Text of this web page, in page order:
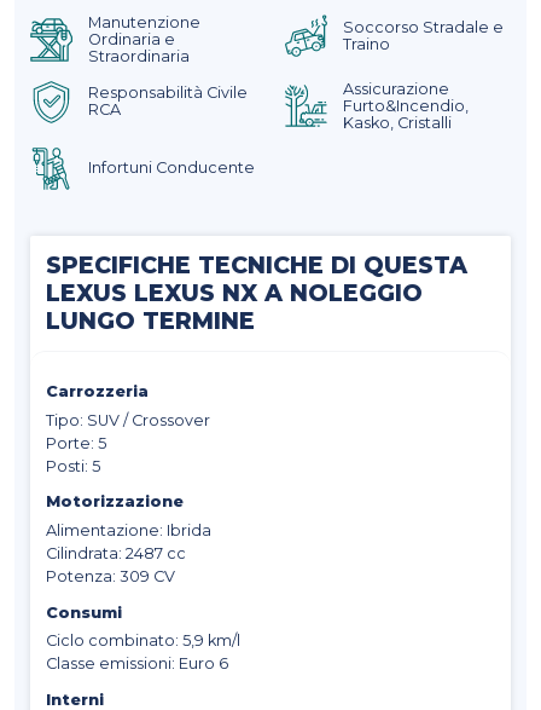
Manutenzione
Ordinaria e
Straordinaria
Soccorso Stradale e
Traino
Responsabilità Civile
RCA
Assicurazione
Furto&Incendio,
Kasko, Cristalli
Infortuni Conducente
SPECIFICHE TECNICHE DI QUESTA
LEXUS LEXUS NX A NOLEGGIO
LUNGO TERMINE
Carrozzeria
Tipo: SUV / Crossover
Porte: 5
Posti: 5
Motorizzazione
Alimentazione: Ibrida
Cilindrata: 2487 cc
Potenza: 309 CV
Consumi
Ciclo combinato: 5,9 km/l
Classe emissioni: Euro 6
Interni